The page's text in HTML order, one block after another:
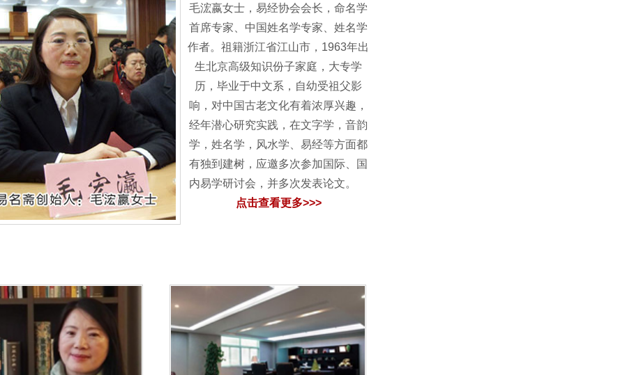
毛浤嬴女士，易经协会会长，命名学
首席专家、中国姓名学专家、姓名学
作者。祖籍浙江省江山市，1963年出
生北京高级知识份子家庭，大专学
历，毕业于中文系，自幼受祖父影
响，对中国古老文化有着浓厚兴趣，
经年潜心研究实践，在文字学，音韵
学，姓名学，风水学、易经等方面都
有独到建树，应邀多次参加国际、国
内易学研讨会，并多次发表论文。
点击查看更多>>>